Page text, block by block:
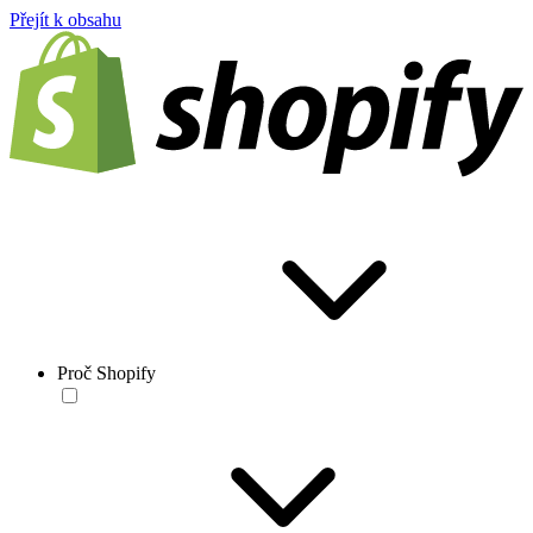
Přejít k obsahu
Proč Shopify